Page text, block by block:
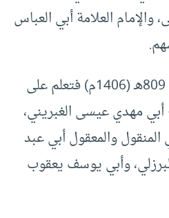
والإمام العلامة أبي العباس
ثم انتقل إلى تونس سنة 809هـ (1406م) فتعلم على
أبي مهدي عيسى الغبريني،
والمعقول أبي عبد
وأبي يوسف يعقوب